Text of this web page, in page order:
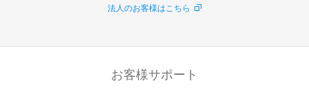
法人のお客様はこちら
お客様サポート